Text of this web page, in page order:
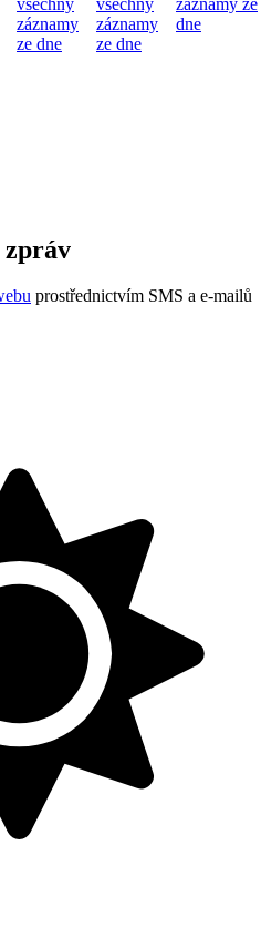
záznamy
ze dne
záznamy
ze dne
dne
zpráv
prostřednictvím SMS a e-mailů